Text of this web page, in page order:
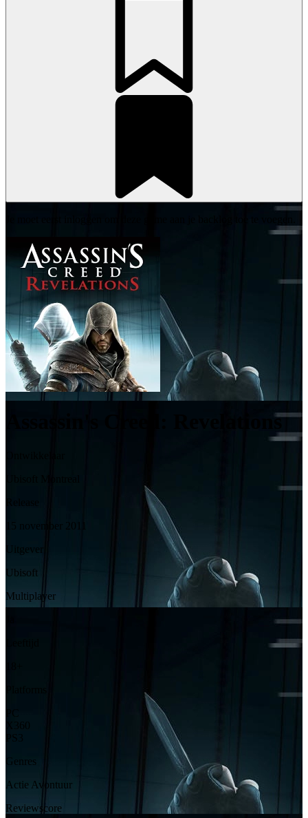
Assassin's Creed: Revelations
15 november 2011
Uitgever
Ubisoft
Multiplayer
PS3
Genres
Actie Avontuur
Reviewscore